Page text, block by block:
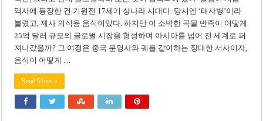
역사에 등장한 건 기원전 17세기 상나라 시대다. 당시엔 ‘태사병’이라
불렸고, 제사 의식용 음식이었다. 하지만 이 소박한 곡물 반죽이 어떻게
25억 달러 규모의 글로벌 시장을 형성하며 아시아를 넘어 전 세계로 퍼
져나갔을까? 그 여정은 중국 문명사와 궤를 같이하는 장대한 서사이자,
음식이 어떻게 …
Read More »